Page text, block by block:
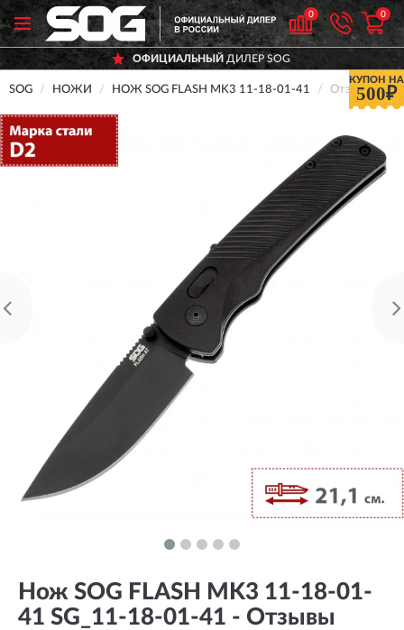
0 0
ОФИЦИАЛЬНЫЙ ДИЛЕР SOG
КУПОН НА
500₽
SOG НОЖИ НОЖ SOG FLASH MK3 11-18-01-41 Отзывы о
Нож SOG FLASH MK3 11-18-01-
41 SG_11-18-01-41 - Отзывы